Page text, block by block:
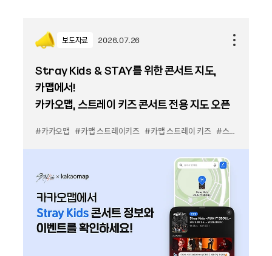
보도자료 2026.07.26
Stray Kids & STAY를 위한 콘서트 지도,
카맵에서!
카카오맵, 스트레이 키즈 콘서트 전용 지도 오픈
#카카오맵 #카맵 스트레이키즈 #카맵 스트레이 키즈 #스키즈 콘서트 지도